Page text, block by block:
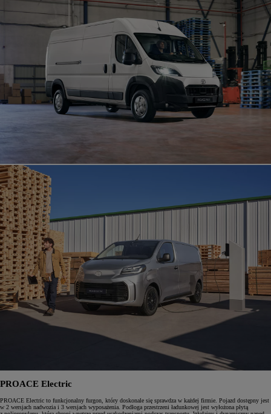
PROACE Electric
PROACE Electric to funkcjonalny furgon, który doskonale się sprawdza w każdej firmie. Pojazd dostępny jest
w 2 wersjach nadwozia i 3 wersjach wyposażenia. Podłoga przestrzeni ładunkowej jest wyłożona płytą